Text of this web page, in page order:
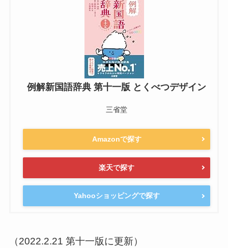
例解新国語辞典 第十一版 とくべつデザイン
三省堂
Amazonで探す
楽天で探す
Yahooショッピングで探す
（2022.2.21 第十一版に更新）